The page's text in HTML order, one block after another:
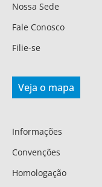
Nossa Sede
Fale Conosco
Filie-se
Veja o mapa
Informações
Convenções
Homologação